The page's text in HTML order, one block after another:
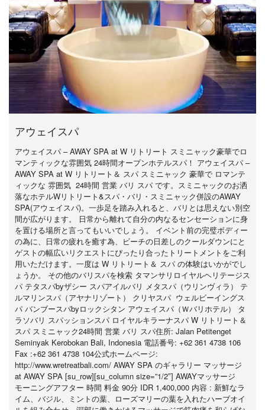
アウェイスパ
アウェイスパ – AWAY SPA at W リトリート スミニャック豪華でロ
マンティックな雰囲気 24時間オープンホテルスパ！ アウェイスパ –
AWAY SPA at W リトリート＆ スパ スミニャック 豪華で ロマンテ
ィックな 雰囲気 24時間 営業 バリ スパ です。スミニャックのお洒
落なホテルWリトリート&スパ・バリ・スミニャック併設のAWAY
SPA(アウェイスパ)。一歩足を踏み入れると、バリとは思えない別空
間が広がります。 日常から離れて自分の内なるセンセーションに身
を置ける場所と言ってもいいでしょう。 イベント前の完璧ボディー
の為に、日常の疲れを癒す為、ビーチの日差しのクールダウンにと
ゲストの幅広いリクエストにぴったり合ったトリートメントをご利
用いただけます。一度は W リトリート＆ スパ の体験はいかがでし
ょうか。 その他のバリスパを検索 タマンサリロイヤルヘリテージス
パ テタスパbyザシー スパアイルバリ メタスパ（ウリンヴィラ） テ
ルマリンスパ（アヤナリゾート） クリヤスパ ウェルビーイングス
パ バンブースパbyロックシタン アウェイスパ（Ｗバリホテル） タ
ラソバリ スパッションスパ ロイヤルキラーナスパ W リトリート＆
スパ スミニャック24時間 営業 バリ スパ住所: Jalan Petitenget
Seminyak Kerobokan Bali, Indonesia 電話番号: +62 361 4738 106
Fax :+62 361 4738 104公式ホームページ:
http://www.wretreatbali.com/ AWAY SPA のギャラリー マッサージ
at AWAY SPA [su_row][su_column size=”1/2″] AWAYマッサージ
モーニングアフター 時間 料金 90分 IDR 1,400,000 内容 : 新鮮なラ
イム、バジル、ミントの葉、ローズマリーの葉を入れたハーブオイ